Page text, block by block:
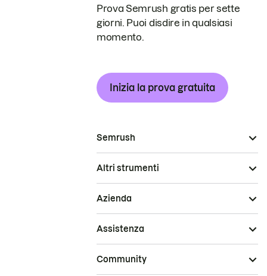
Prova Semrush gratis per sette
giorni. Puoi disdire in qualsiasi
momento.
Inizia la prova gratuita
Semrush
Altri strumenti
Azienda
Assistenza
Community